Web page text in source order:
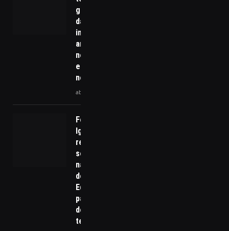
governança
da
inteligência
artificial: o
novo eixo
estratégico
no Brasil
abril 15, 2026
Foz do
Iguaçu
receberá
secretários
nacionais
de
Educação
para
debater
tecnologia